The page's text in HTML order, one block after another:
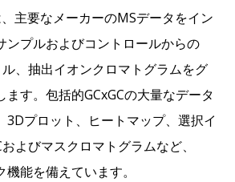
主要なメーカーのMSデータをイン
ンプルおよびコントロールからの
、抽出イオンクロマトグラムをグ
す。包括的GCxGCの大量なデータ
3Dプロット、ヒートマップ、選択イ
よびマスクロマトグラムなど、
能を備えています。